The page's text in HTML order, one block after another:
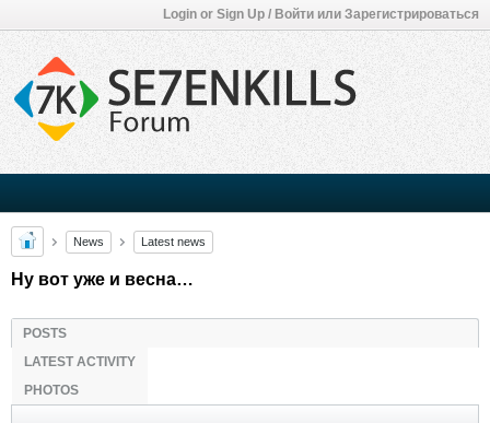
Login or Sign Up / Войти или Зарегистрироваться
News Latest news
Ну вот уже и весна…
POSTS
LATEST ACTIVITY
PHOTOS